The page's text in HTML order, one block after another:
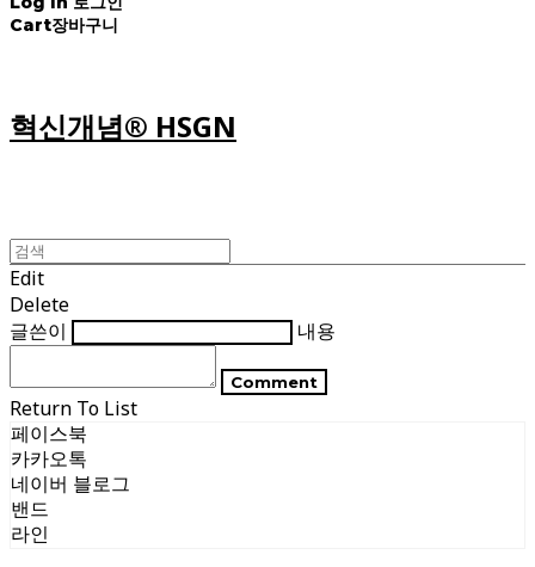
Cart장바구니
혁신개념® HSGN
Edit
Delete
글쓴이
내용
Comment
Return To List
페이스북
카카오톡
네이버 블로그
밴드
라인